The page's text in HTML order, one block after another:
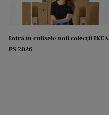
Intră în culisele noii colecții IKEA
PS 2026